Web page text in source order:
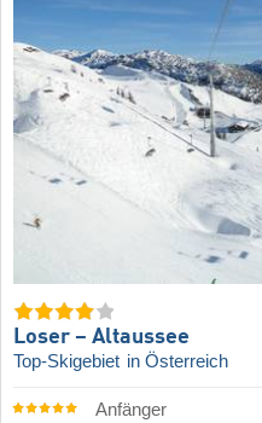
Loser – Altaussee
Top-Skigebiet in Österreich
Anfänger